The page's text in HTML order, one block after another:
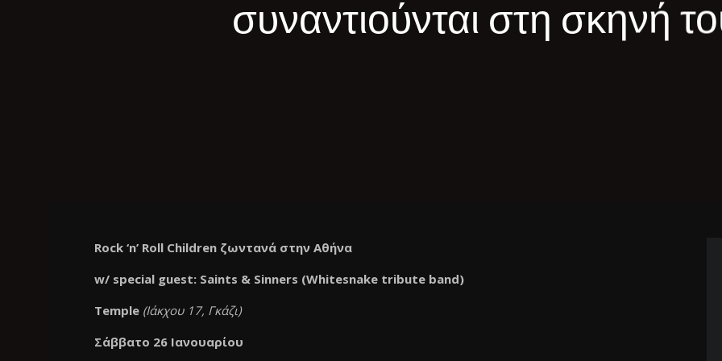
συναντιούνται στη σκηνή
Rock ‘n’ Roll Children ζωντανά στην Αθήνα
w/ special guest: Saints & Sinners (Whitesnake tribute band)
Temple (Ιάκχου 17, Γκάζι)
Σάββατο 26 Ιανουαρίου